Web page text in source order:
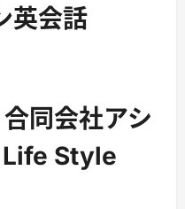
英会話
同会社アシ
Style